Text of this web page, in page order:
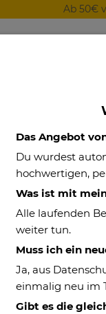
Ab 50€
Motivtassen
Das Angebot
Du wurdest
hochwertigen,
Was ist mit
Alle laufenden
weiter tun.
Muss ich ein
Ja, aus
einmalig neu im
Gibt es die